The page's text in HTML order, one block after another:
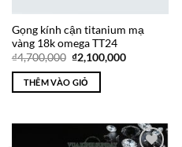
Gọng kính cận titanium mạ
vàng 18k omega TT24
₫4,700,000 Giá
gốc
là:
₫4,700,000.
₫2,100,000Giá
THÊM VÀO GIỎ